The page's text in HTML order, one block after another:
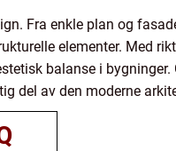
Fra enkle plan og
elementer. Med
balanse i
del av den moderne